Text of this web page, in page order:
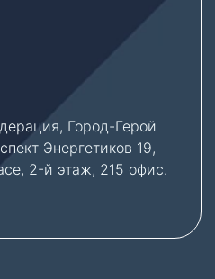
Город-Герой
Энергетиков 19,
2-й этаж, 215 офис.